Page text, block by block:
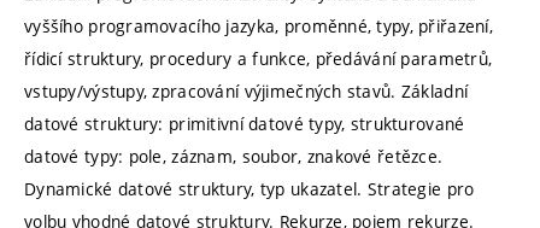
vyššího programovacího jazyka, proměnné, typy, přiřazení,
řídicí struktury, procedury a funkce, předávání parametrů,
vstupy/výstupy, zpracování výjimečných stavů. Základní
datové struktury: primitivní datové typy, strukturované
datové typy: pole, záznam, soubor, znakové řetězce.
Dynamické datové struktury, typ ukazatel. Strategie pro
volbu vhodné datové struktury. Rekurze, pojem rekurze.